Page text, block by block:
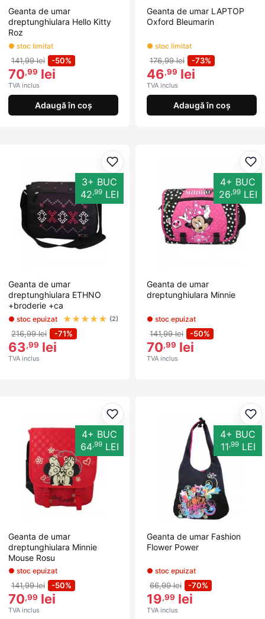
Geanta de umar
dreptunghiulara Hello Kitty
Roz
● stoc limitat
141,99 lei -50%
70,99 lei
TVA inclus
Adaugă în coș
Geanta de umar LAPTOP
Oxford Bleumarin
● stoc limitat
176,99 lei -73%
46,99 lei
TVA inclus
Adaugă în coș
Adaugă la favorite
3+ BUC
42,99LEI
Geanta de umar
dreptunghiulara ETHNO
+broderie +ca
● stoc epuizat ★★★★★ (2)
216,99 lei -71%
63,99 lei
TVA inclus
4+ BUC
26,99LEI
Geanta de umar
dreptunghiulara Minnie
● stoc epuizat
141,99 lei -50%
70,99 lei
TVA inclus
Adaugă la favorite
4+ BUC
64 ,99LEI
Geanta de umar
dreptunghiulara Minnie
Mouse Rosu
● stoc epuizat
141,99 lei -50%
70,99 lei
TVA inclus
4+ BUC
11 ,99LEI
Geanta de umar Fashion
Flower Power
● stoc epuizat
66,99 lei -70%
19,99 lei
TVA inclus